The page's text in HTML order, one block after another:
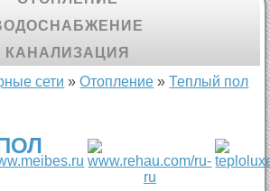
КАНАЛИЗАЦИЯ
сети » Отопление » Теплый пол